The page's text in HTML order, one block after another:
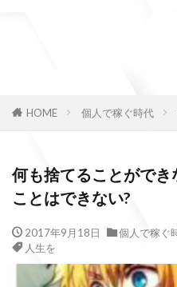
HOME 個人で稼ぐ時代
何も捨てることがで
ことはできない?
2017年9月18日 個人で稼ぐ
人生を